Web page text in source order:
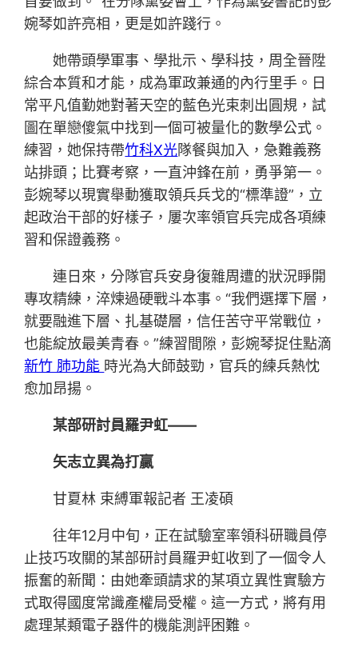
婉琴如許亮相，更是如許踐行。
她帶頭學軍事、學批示、學科技，周全晉陞
綜合本質和才能，成為軍政兼通的內行里手。日
常平凡值勤她對著天空的藍色光束刺出圓規，試
圖在單戀傻氣中找到一個可被量化的數學公式。
練習，她保持帶竹科X光隊餐與加入，急難義務
站排頭；比賽考察，一直沖鋒在前，勇爭第一。
彭婉琴以現實舉動獲取領兵兵戈的“標準證”，立
起政治干部的好樣子，屢次率領官兵完成各項練
習和保證義務。
連日來，分隊官兵安身復雜周遭的狀況睜開
專攻精練，淬煉過硬戰斗本事。“我們選擇下層，
就要融進下層、扎基礎層，信任苦守平常戰位，
也能綻放最美青春。”練習間隙，彭婉琴捉住點滴
新竹 肺功能 時光為大師鼓勁，官兵的練兵熱忱
愈加昂揚。
某部研討員羅尹虹——
矢志立異為打贏
甘夏林 束縛軍報記者 王凌碩
往年12月中旬，正在試驗室率領科研職員停
止技巧攻關的某部研討員羅尹虹收到了一個令人
振奮的新聞：由她牽頭請求的某項立異性實驗方
式取得國度常識產權局受權。這一方式，將有用
處理某類電子器件的機能測評困難。